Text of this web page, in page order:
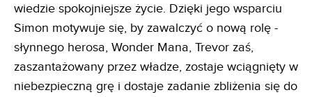
wiedzie spokojniejsze życie. Dzięki jego wsparciu
Simon motywuje się, by zawalczyć o nową rolę -
słynnego herosa, Wonder Mana, Trevor zaś,
zaszantażowany przez władze, zostaje wciągnięty w
niebezpieczną grę i dostaje zadanie zbliżenia się do